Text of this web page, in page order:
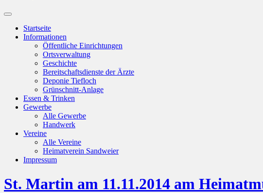
Suchfeld
ein-/ausblenden
Startseite
Informationen
Öffentliche Einrichtungen
Ortsverwaltung
Geschichte
Bereitschaftsdienste der Ärzte
Deponie Tiefloch
Grünschnitt-Anlage
Essen & Trinken
Gewerbe
Alle Gewerbe
Handwerk
Vereine
Alle Vereine
Heimatverein Sandweier
Impressum
St. Martin am 11.11.2014 am